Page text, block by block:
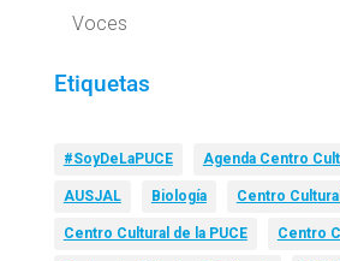
Voces
Etiquetas
#SoyDeLaPUCE Agenda Centro
AUSJAL Biología Centro Cultural
Centro Cultural de la PUCE Centro